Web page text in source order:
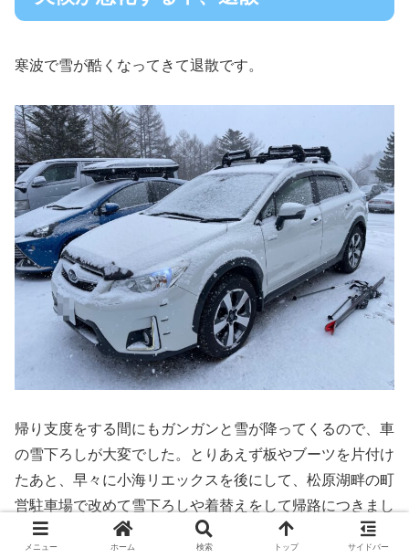
寒波で雪が酷くなってきて退散です。
帰り支度をする間にもガンガンと雪が降ってくるので、車
の雪下ろしが大変でした。とりあえず板やブーツを片付け
たあと、早々に小海リエックスを後にして、松原湖畔の町
営駐車場で改めて雪下ろしや着替えをして帰路につきまし
た。松原湖畔と小海リエックスでも天候がかなり違うのを
メニュー ホーム 検索 トップ サイドバー